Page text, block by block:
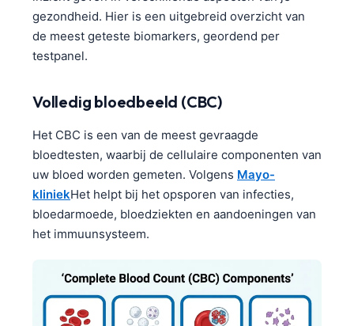
gezondheid. Hier is een uitgebreid overzicht van
de meest geteste biomarkers, geordend per
testpanel.
Volledig bloedbeeld (CBC)
Het CBC is een van de meest gevraagde
bloedtesten, waarbij de cellulaire componenten van
uw bloed worden gemeten. Volgens Mayo-
kliniekHet helpt bij het opsporen van infecties,
bloedarmoede, bloedziekten en aandoeningen van
het immuunsysteem.